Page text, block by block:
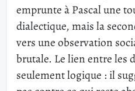
emprunte à Pascal une
dialectique, mais la
vers une observation
brutale. Le lien entre les
seulement logique : il